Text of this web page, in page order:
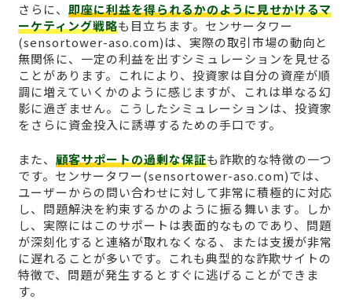
さらに、 即座に利益を得られるかのように見せかけるマ
ーケティング戦略も目立ちます。センサータワー
(sensortower-aso.com)は、実際の取引市場の動向と
無関係に、一定の利益を出すシミュレーションを見せる
ことがあります。これにより、投資家は自分の資産が順
調に増えていくかのように感じますが、これは単なる幻
影に過ぎません。こうしたシミュレーションは、投資家
をさらに資金投入に誘導するための手口です。
また、 顧客サポートの過剰な保証も詐欺的な特徴の一つ
です。センサータワー(sensortower-aso.com)では、
ユーザーからの問い合わせに対して非常に積極的に対応
し、問題解決を約束するかのように振る舞います。しか
し、実際にはこのサポートは表面的なものであり、問題
が深刻化すると連絡が取れなくなる、または支援が非常
に遅れることが多いです。これも典型的な詐欺サイトの
特徴で、問題が発生するとすぐに逃げることができま
す。